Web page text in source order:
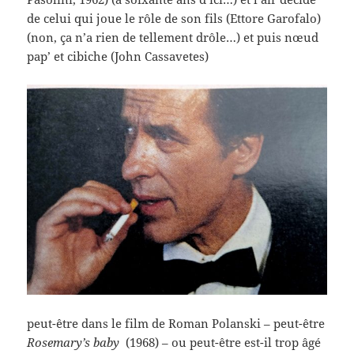
de celui qui joue le rôle de son fils (Ettore Garofalo)
(non, ça n’a rien de tellement drôle…) et puis nœud
pap’ et cibiche (John Cassavetes)
peut-être dans le film de Roman Polanski – peut-être
Rosemary’s baby (1968) – ou peut-être est-il trop âgé